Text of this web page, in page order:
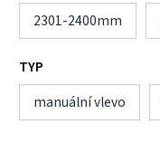
2301-2400mm
TYP
manuální vlevo